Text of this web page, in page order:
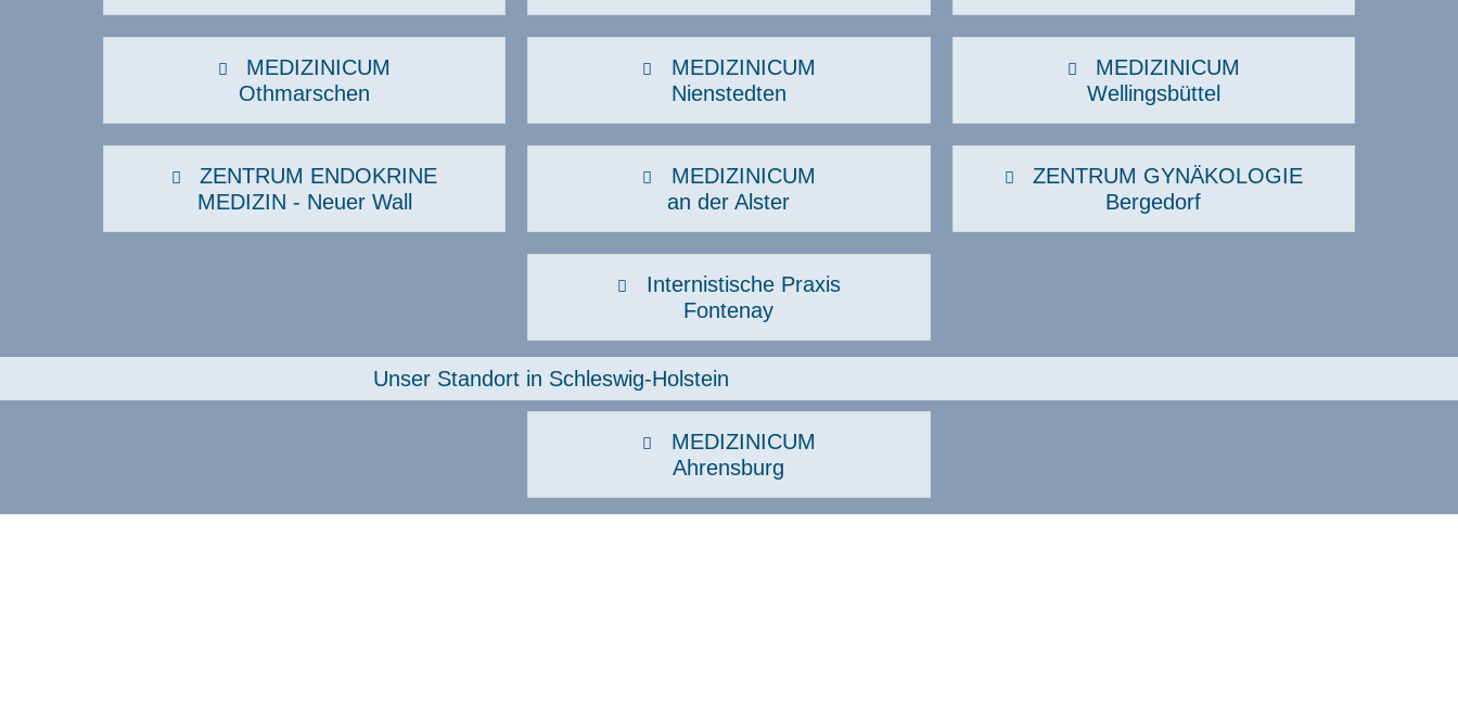
MEDIZINICUM
Othmarschen
MEDIZINICUM
Nienstedten
MEDIZINICUM
Wellingsbüttel
ZENTRUM ENDOKRINE
MEDIZIN - Neuer Wall
MEDIZINICUM
an der Alster
ZENTRUM GYNÄKOLOGIE
Bergedorf
Internistische Praxis
Fontenay
Unser Standort in Schleswig-Holstein
MEDIZINICUM
Ahrensburg